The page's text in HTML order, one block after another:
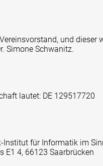
und dieser
Simone Schwanitz.
lautet: DE 129517720
für Informatik im
E1 4, 66123 Saarbrücken